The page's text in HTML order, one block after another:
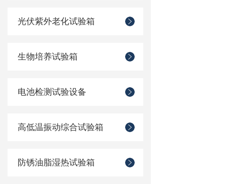
光伏紫外老化试验箱
生物培养试验箱
电池检测试验设备
高低温振动综合试验箱
防锈油脂湿热试验箱